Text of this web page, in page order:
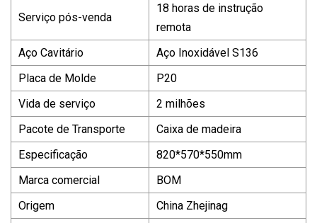
Serviço pós-venda
18 horas de instrução
remota
Aço Cavitário
Aço Inoxidável S136
Placa de Molde
P20
Vida de serviço
2 milhões
Pacote de Transporte
Caixa de madeira
Especificação
820*570*550mm
Marca comercial
BOM
Origem
China Zhejinag